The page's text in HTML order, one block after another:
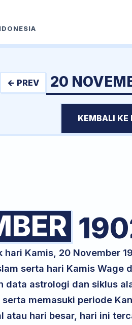
← PREV 20
KEMBALI KE
hari Kamis, 20 November
serta hari Kamis Wage
data astrologi dan siklus
memasuki periode
atau hari besar, hari ini